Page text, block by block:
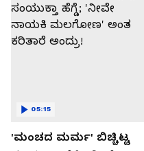
'ಮಂಚದ ಮರ್ಮ' ಬಿಚ್ಚಿಟ್ಟ
05:15